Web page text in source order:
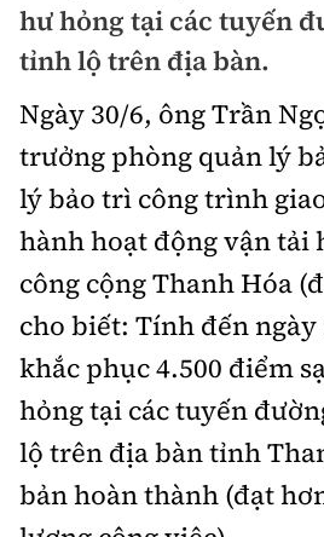
Chuyện dọc đường
Cải chính
Quy hoạch kiến trúc
Giám định chất lượng
Quản lý đô thị
Quản lý
Đường bộ
Hàng không
Đường sắt
Đăng kiểm
Đường sắt tốc độ cao
Đường thủy
Hàng hải
Đường sắt đô thị
Kinh tế
Thị trường
Tài chính
Chứng khoán
Bảo hiểm
Doanh nghiệp
Pháp luật
Thanh tra
An ninh hình sự
Điều tra
Pháp đình
Hỏi - Đáp
An toàn giao thông
Giao thông 24h
ATGT địa phương
Văn hóa giao thông
Lái xe an toàn
Chung tay vì ATGT
Chất lượng sống
Giáo dục
Y tế
Đời sống
Lao động - Công đoàn
Văn hóa - Giải Trí
Văn hóa
Showbiz
Điện ảnh
Thể thao
Bóng đá
Bình luận
Công nghệ
hư hỏng tại các tuyến
tỉnh lộ trên địa bàn.
Ngày 30/6, ông Trần
trưởng phòng quản lý
lý bảo trì công trình
hành hoạt động vận tải
công cộng Thanh Hóa
cho biết: Tính đến ngày
khắc phục 4.500 điểm
hỏng tại các tuyến
lộ trên địa bàn tỉnh
bản hoàn thành (đạt